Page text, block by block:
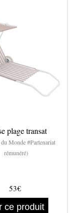
plage transat
Monde #Partenariat
rémunéré)
53€
ce produit